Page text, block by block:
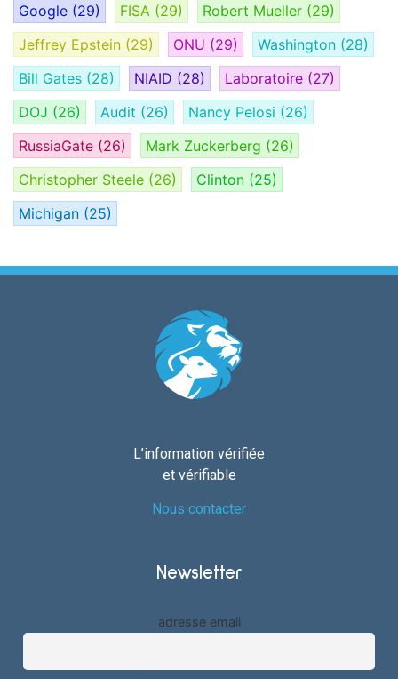
Google (29) FISA (29) Robert Mueller (29)
Jeffrey Epstein (29) ONU (29) Washington (28)
Bill Gates (28) NIAID (28) Laboratoire (27)
DOJ (26) Audit (26) Nancy Pelosi (26)
RussiaGate (26) Mark Zuckerberg (26)
Christopher Steele (26) Clinton (25)
Michigan (25)
L’information vérifiée
et vérifiable
Nous contacter
Newsletter
adresse email